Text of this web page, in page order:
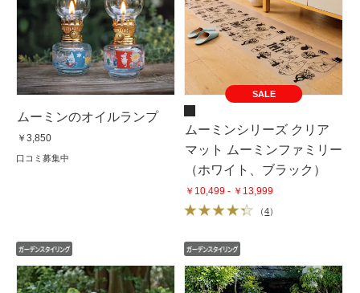
ムーミンのオイルランプ
￥3,850
口コミ募集中
SALE
ムーミンシリーズ クリア
マット ムーミンファミリー
（ホワイト、ブラック）
￥10,499 - ￥13,999
（4）